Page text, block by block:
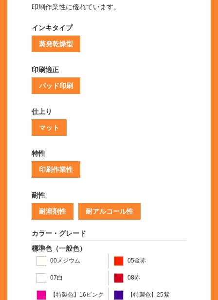
印刷作業性に優れています。
インキタイプ
蒸発乾燥型
印刷適正
パッド印刷
仕上り
マット
特性
印刷作業性
耐性
耐溶剤性 耐アルコール性
カラー・グレード
標準色（一般色）
00メジウム 05金赤
07白 08赤
【特製色】16ピンク 【特製色】25紫